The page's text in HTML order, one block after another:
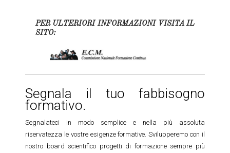
PER ULTERIORI INFORMAZIONI VISITA IL
SITO:
Segnala il tuo fabbisogno
formativo.
Segnalateci in modo semplice e nella più assoluta
riservatezza le vostre esigenze formative. Svilupperemo con il
nostro board scientifico progetti di formazione sempre più